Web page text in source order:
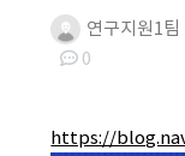
연구지원1팀
0
https://